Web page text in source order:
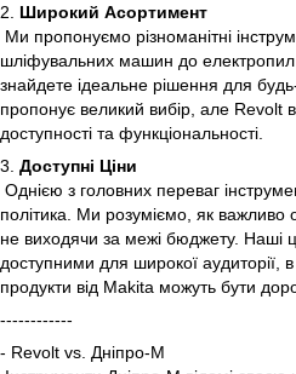
2. Широкий Асортимент
Ми пропонуємо різноманітні
шліфувальних машин до електропил
знайдете ідеальне рішення для
пропонує великий вибір, але Revolt
доступності та функціональності.
3. Доступні Ціни
Однією з головних переваг
політика. Ми розуміємо, як важливо
не виходячи за межі бюджету. Наші
доступними для широкої аудиторії, в
продукти від Makita можуть бути
------------
- Revolt vs. Дніпро-М